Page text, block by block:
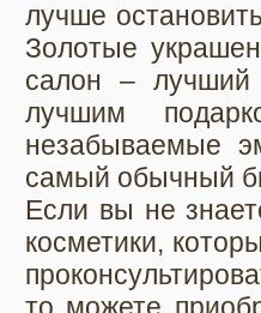
лучше
Золотые
салон – лучший
лучшим
незабываемые
самый обычный
Если вы не
косметики,